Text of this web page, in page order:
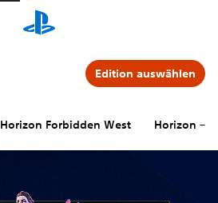
Horizon Forbidden West Horizon –
Edition auswählen